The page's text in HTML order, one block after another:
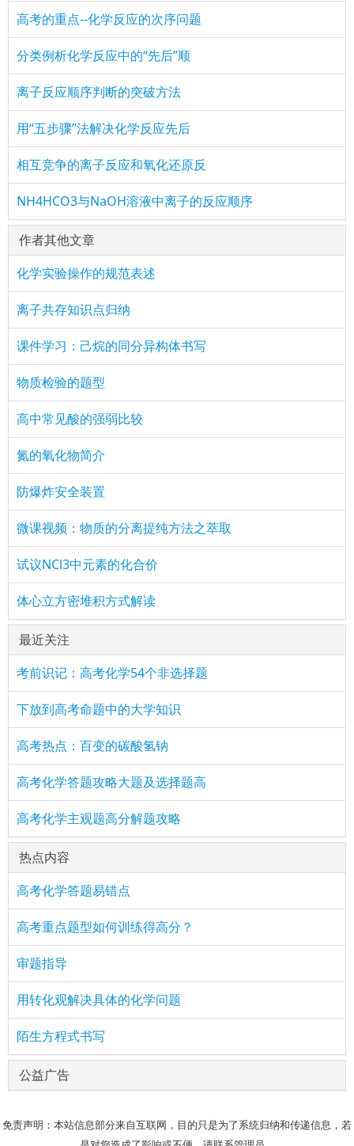
高考的重点--化学反应的次序问题
分类例析化学反应中的“先后”顺
离子反应顺序判断的突破方法
用“五步骤”法解决化学反应先后
相互竞争的离子反应和氧化还原反
NH4HCO3与NaOH溶液中离子的反应顺序
作者其他文章
化学实验操作的规范表述
离子共存知识点归纳
课件学习：己烷的同分异构体书写
物质检验的题型
高中常见酸的强弱比较
氮的氧化物简介
防爆炸安全装置
微课视频：物质的分离提纯方法之萃取
试议NCl3中元素的化合价
体心立方密堆积方式解读
最近关注
考前识记：高考化学54个非选择题
下放到高考命题中的大学知识
高考热点：百变的碳酸氢钠
高考化学答题攻略大题及选择题高
高考化学主观题高分解题攻略
热点内容
高考化学答题易错点
高考重点题型如何训练得高分？
审题指导
用转化观解决具体的化学问题
陌生方程式书写
公益广告
免责声明：本站信息部分来自互联网，目的只是为了系统归纳和传递信息，若